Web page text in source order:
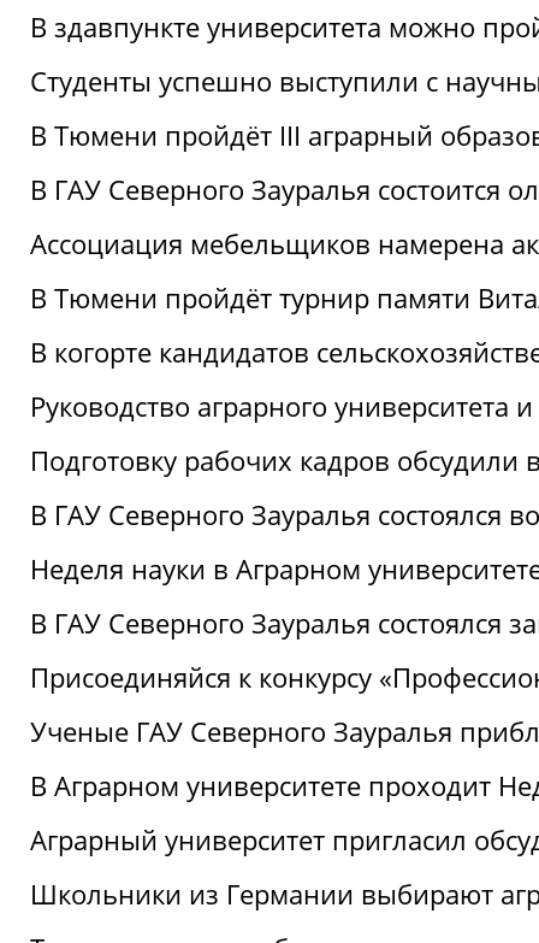
В здавпункте университета можно
Студенты успешно выступили с
В Тюмени пройдёт III аграрный
В ГАУ Северного Зауралья состоится
Ассоциация мебельщиков намерена
В Тюмени пройдёт турнир памяти
В когорте кандидатов
Руководство аграрного
Подготовку рабочих кадров
В ГАУ Северного Зауралья состоялся
Неделя науки в Аграрном
В ГАУ Северного Зауралья
Присоединяйся к конкурсу
Ученые ГАУ Северного Зауралья
В Аграрном университете проходит
Аграрный университет пригласил
Школьники из Германии выбирают